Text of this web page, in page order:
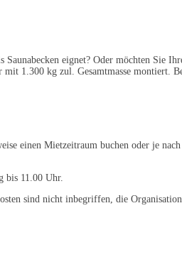
eignet? Oder möchten Sie
1.300 kg zul. Gesamtmasse
einen Mietzeitraum buchen oder je
bis 11.00 Uhr.
sind nicht inbegriffen, die